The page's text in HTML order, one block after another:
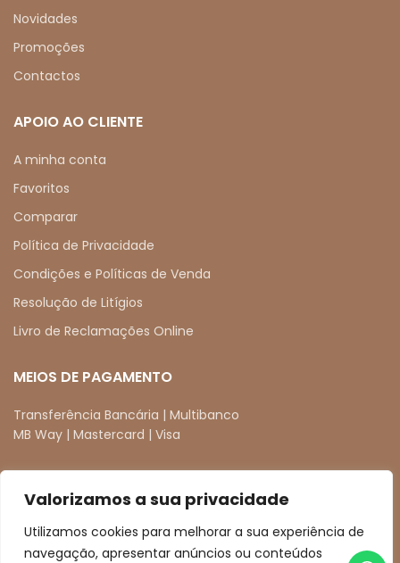
Valorizamos a sua privacidade
Utilizamos cookies para melhorar a sua experiência de
navegação, apresentar anúncios ou conteúdos
Novidades
Promoções
Contactos
APOIO AO CLIENTE
A minha conta
Favoritos
Comparar
Política de Privacidade
Condições e Políticas de Venda
Resolução de Litígios
Livro de Reclamações Online
MEIOS DE PAGAMENTO
Transferência Bancária | Multibanco
MB Way | Mastercard | Visa
REDES SOCIAIS
facebookinstagram